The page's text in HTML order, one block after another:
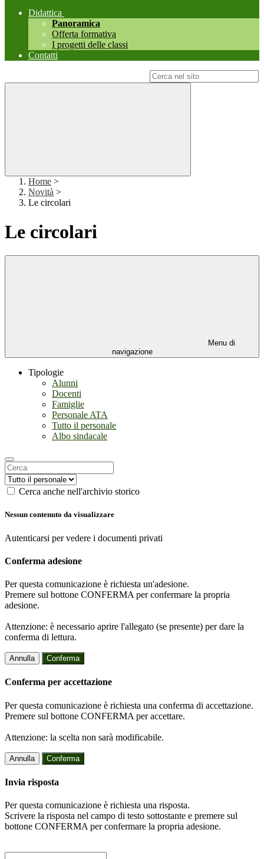
Didattica
Panoramica
Offerta formativa
I progetti delle classi
Contatti
Home >
Novità >
Le circolari
Le circolari
Menu di
navigazione
Tipologie
Alunni
Docenti
Famiglie
Personale ATA
Tutto il personale
Albo sindacale
Cerca anche nell'archivio storico
Nessun contenuto da visualizzare
Autenticarsi per vedere i documenti privati
Conferma adesione
Per questa comunicazione è richiesta un'adesione.
Premere sul bottone CONFERMA per confermare la propria
adesione.
Attenzione: è necessario aprire l'allegato (se presente) per dare la
conferma di lettura.
Annulla Conferma
Conferma per accettazione
Per questa comunicazione è richiesta una conferma di accettazione.
Premere sul bottone CONFERMA per accettare.
Attenzione: la scelta non sarà modificabile.
Annulla Conferma
Invia risposta
Per questa comunicazione è richiesta una risposta.
Scrivere la risposta nel campo di testo sottostante e premere sul
bottone CONFERMA per confermare la propria adesione.